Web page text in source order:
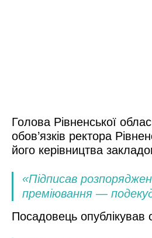
Голова Рівненської
обов’язків ректора
його керівництва
«Підписав
преміювання —
Посадовець